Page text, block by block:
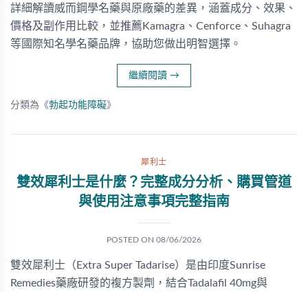
詳細解讀威而鋼學名藥與原廠藥的差異，涵蓋成分、效果、
價格及副作用比較，並推薦Kamagra、Cenforce、Suhagra
等國際知名學名藥品牌，協助您做出明智選擇。
繼續閱讀 →
分類為《勃起功能障礙》
犀利士
雙效犀利士是什麼？完整成分分析、購買管道
與使用注意事項完整指南
POSTED ON 08/06/2026
雙效犀利士（Extra Super Tadarise）是由印度Sunrise
Remedies藥廠研發的複方製劑，結合Tadalafil 40mg與